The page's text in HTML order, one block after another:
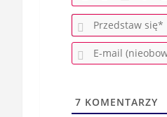
7 KOMENTARZY